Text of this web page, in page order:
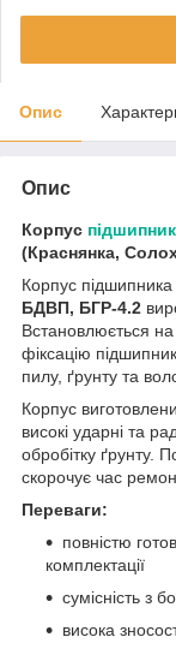
Опис
Опис
Корпус
(Краснянка,
Корпус підшипника
БДВП, БГР-4.2
Встановлюється на
фіксацію
пилу, ґрунту та
Корпус
високі ударні та
обробітку ґрунту.
скорочує час
Переваги:
повністю
комплектації
сумісність з
висока